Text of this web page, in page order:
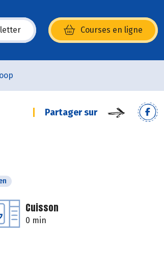
Courses en ligne
une nouvelle fenêtre)
Partager sur
Cuisson
0 min